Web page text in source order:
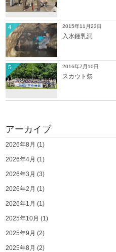
2015年11月23日
入水鍾乳洞
4
2016年7月10日
スカウト祭
5
アーカイブ
2026年8月 (1)
2026年4月 (1)
2026年3月 (3)
2026年2月 (1)
2026年1月 (1)
2025年10月 (1)
2025年9月 (2)
2025年8月 (2)